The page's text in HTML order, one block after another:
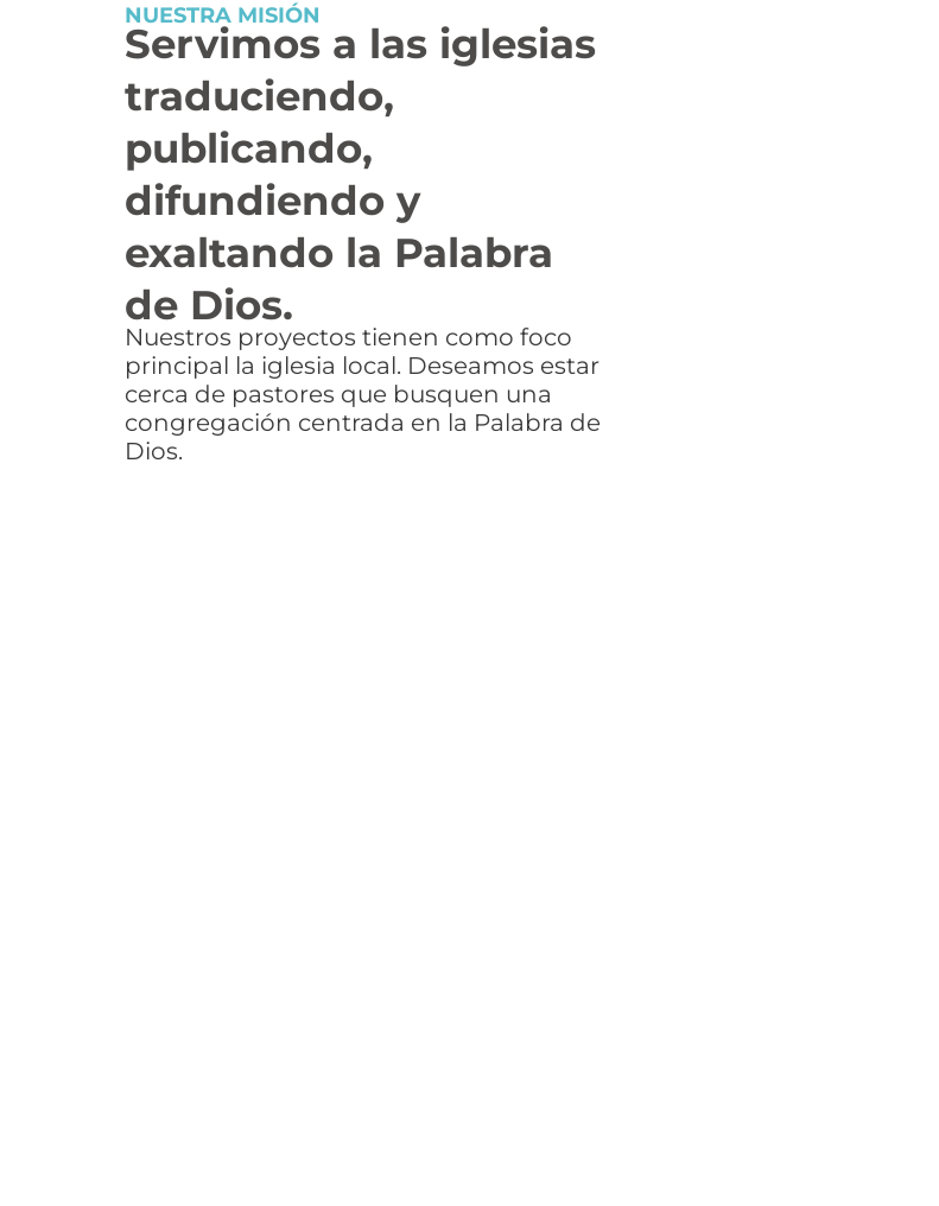
NUESTRA MISIÓN
Servimos a las iglesias
traduciendo,
publicando,
difundiendo y
exaltando la Palabra
de Dios.
Nuestros proyectos tienen como foco
principal la iglesia local. Deseamos estar
cerca de pastores que busquen una
congregación centrada en la Palabra de
Dios.